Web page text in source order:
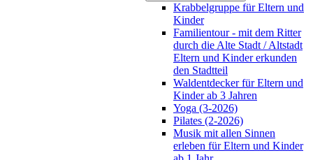
Krabbelgruppe für Eltern und
Kinder
Familientour - mit dem Ritter
durch die Alte Stadt / Altstadt
Eltern und Kinder erkunden
den Stadtteil
Waldentdecker für Eltern und
Kinder ab 3 Jahren
Yoga (3-2026)
Pilates (2-2026)
Musik mit allen Sinnen
erleben für Eltern und Kinder